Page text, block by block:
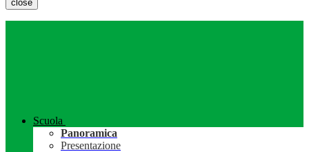
close
Scuola
Panoramica
Presentazione